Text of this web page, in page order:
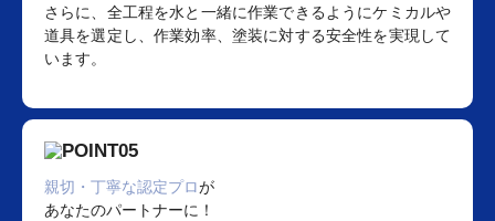
さらに、全工程を水と一緒に作業できるようにケミカルや
道具を選定し、作業効率、塗装に対する安全性を実現して
います。
親切・丁寧な認定プロが
あなたのパートナーに！